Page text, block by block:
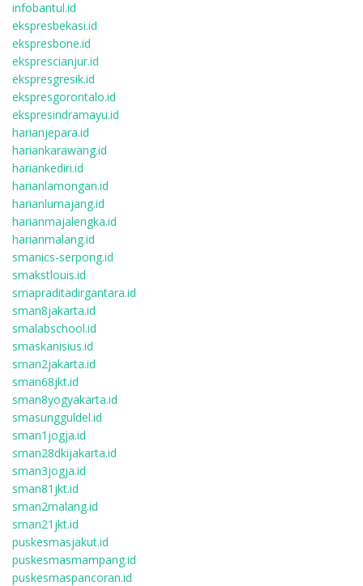
infobantul.id
ekspresbekasi.id
ekspresbone.id
eksprescianjur.id
ekspresgresik.id
ekspresgorontalo.id
ekspresindramayu.id
harianjepara.id
hariankarawang.id
hariankediri.id
harianlamongan.id
harianlumajang.id
harianmajalengka.id
harianmalang.id
smanics-serpong.id
smakstlouis.id
smapraditadirgantara.id
sman8jakarta.id
smalabschool.id
smaskanisius.id
sman2jakarta.id
sman68jkt.id
sman8yogyakarta.id
smasungguldel.id
sman1jogja.id
sman28dkijakarta.id
sman3jogja.id
sman81jkt.id
sman2malang.id
sman21jkt.id
puskesmasjakut.id
puskesmasmampang.id
puskesmaspancoran.id